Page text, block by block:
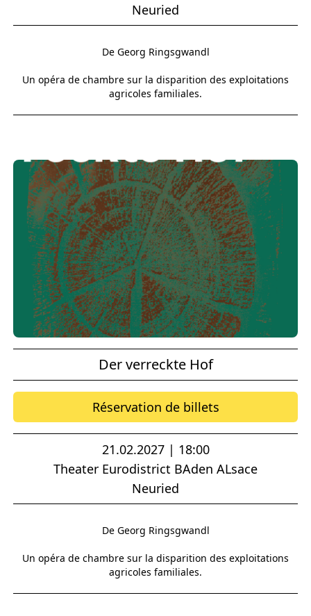
Neuried
De Georg Ringsgwandl
Un opéra de chambre sur la disparition des exploitations
agricoles familiales.
Der verreckte Hof
Réservation de billets
21.02.2027 | 18:00
Theater Eurodistrict BAden ALsace
Neuried
De Georg Ringsgwandl
Un opéra de chambre sur la disparition des exploitations
agricoles familiales.